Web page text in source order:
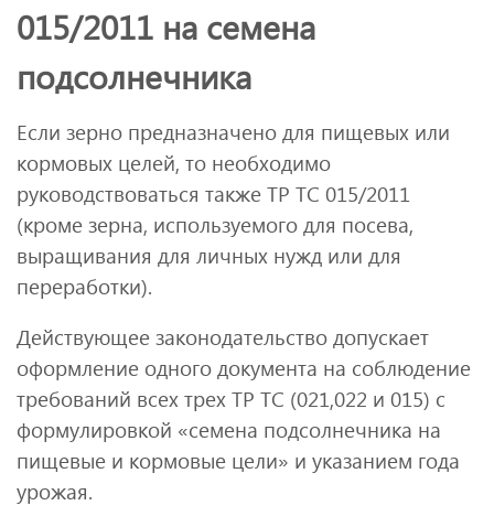
015/2011 на семена
подсолнечника
Если зерно предназначено для пищевых или
кормовых целей, то необходимо
руководствоваться также ТР ТС 015/2011
(кроме зерна, используемого для посева,
выращивания для личных нужд или для
переработки).
Действующее законодательство допускает
оформление одного документа на соблюдение
требований всех трех ТР ТС (021,022 и 015) с
формулировкой «семена подсолнечника на
пищевые и кормовые цели» и указанием года
урожая.